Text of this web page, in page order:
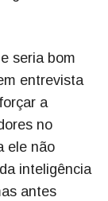
seria bom
entrevista
a
no
ele não
inteligência
antes